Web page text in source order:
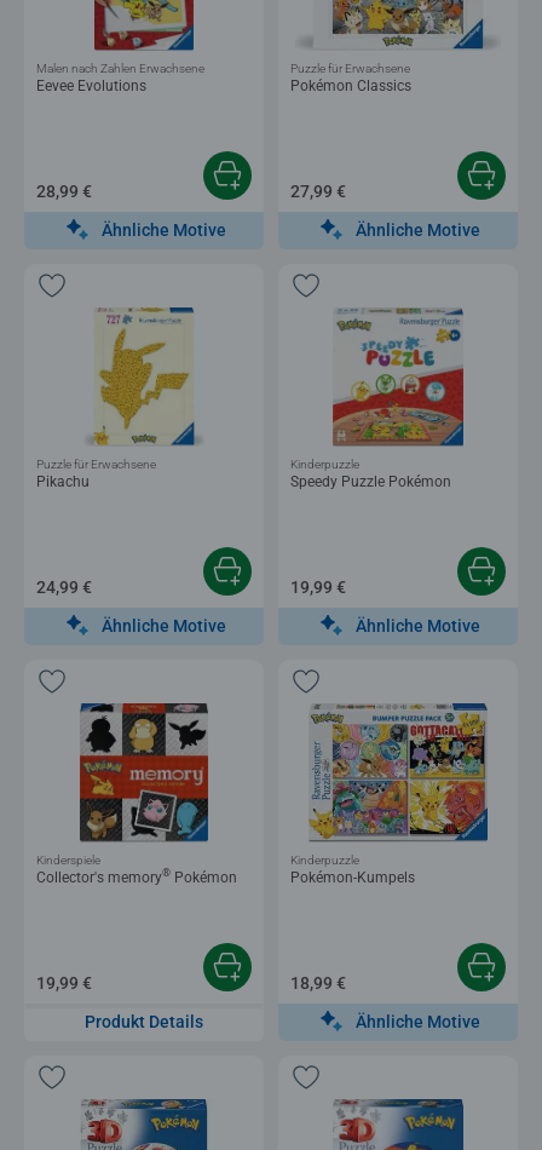
Eevee Evolutions
Malen nach Zahlen Erwachsene
28,99 €
Ähnliche Motive
Pokémon Classics
Puzzle für Erwachsene
27,99 €
Ähnliche Motive
Pikachu
Puzzle für Erwachsene
24,99 €
Ähnliche Motive
Speedy Puzzle Pokémon
Kinderpuzzle
19,99 €
Ähnliche Motive
Collector's memory® Pokémon
Kinderspiele
19,99 €
Produkt Details
Pokémon-Kumpels
Kinderpuzzle
18,99 €
Ähnliche Motive